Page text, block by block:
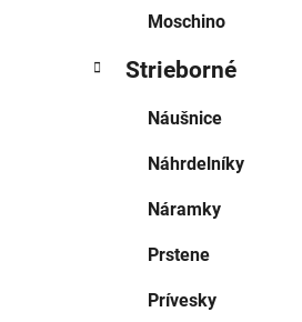
Moschino
Strieborné
Náušnice
Náhrdelníky
Náramky
Prstene
Prívesky